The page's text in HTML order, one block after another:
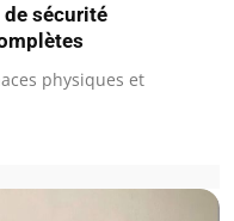
sécurité
physiques et